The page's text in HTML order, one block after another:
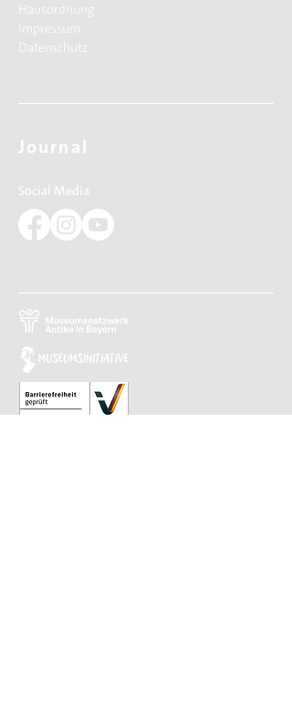
Hausordnung
Impressum
Datenschutz
Journal
Social Media